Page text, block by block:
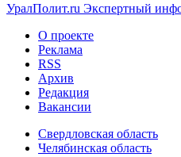
УралПолит.ru Экспертный
О проекте
Реклама
RSS
Архив
Редакция
Вакансии
Свердловская область
Челябинская область